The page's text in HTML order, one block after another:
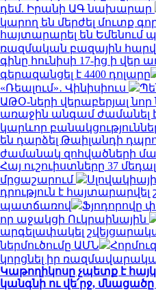
դեմ. Իրանի ԱԳ նախարար
կարող են մերժել մուտք
հայտարարել են Եմենում
ռազմական բազային
գինը հունիսի 17-ից ի
գերազանցել է 4400 դոլարը
«Ռեալում»․ Վինիսիուս
ԱԹՕ-ների վերաբերյալ նոր
առաջին անգամ ժամանել
կարևոր
են դարձել Թաիլանդի
ժամանակ զոհվածների
Հայ ուշուիստները 37
մրցաշարում
դրություն է հայտարարվել
պատճառով
Ֆյոդորովը
որ աջակցի Ուկրաինային
արգելափակել
ներմուծումը ԱՄՆ
կորցնել իր
Կաթողիկոսը չպետք է
կանգնի ու վե՛րջ,